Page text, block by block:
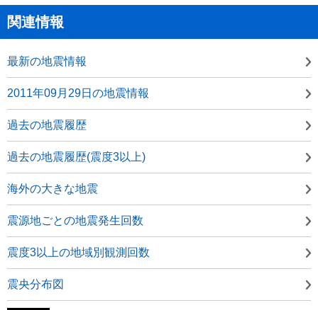
関連情報
最新の地震情報
2011年09月29日の地震情報
過去の地震履歴
過去の地震履歴(震度3以上)
海外の大きな地震
震源地ごとの地震発生回数
震度3以上の地域別観測回数
震央分布図